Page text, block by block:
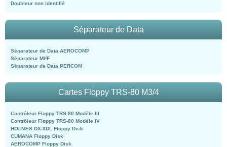
Doubleur non identifié
Séparateur de Data
Séparateur de Data AEROCOMP
Séparateur MI²F
Séparateur de Data PERCOM
Cartes Floppy TRS-80 M3/4
Contrôleur Floppy TRS-80 Modèle III
Contrôleur Floppy TRS-80 Modèle IV
HOLMES DX-3DL Floppy Disk
CUMANA Floppy Disk
AEROCOMP Floppy Disk